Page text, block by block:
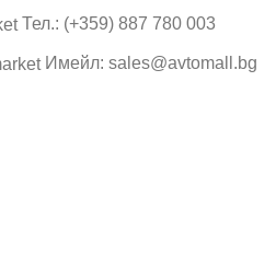
Тел.: (+359) 887 780 003
Имейл: sales@avtomall.bg